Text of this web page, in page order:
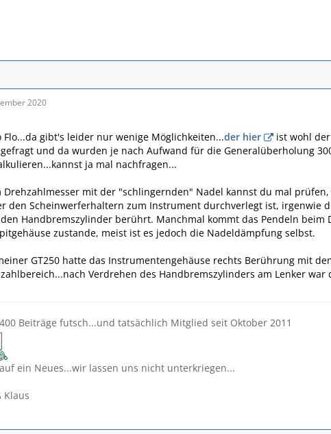
2020
Flo...da gibt's leider nur wenige Möglichkeiten...der hier
ist wohl
und da wurden je nach Aufwand für die Generalüberholung
ja mal nachfragen...
Drehzahlmesser mit der "schlingernden" Nadel kannst du mal
den Scheinwerferhaltern zum Instrument durchverlegt ist, irgenwie
den Handbremszylinder berührt. Manchmal kommt das Pendeln
zustande, meist ist es jedoch die Nadeldämpfung selbst.
GT250 hatte das Instrumentengehäuse rechts Berührung mit
Verdrehen des Handbremszylinders am Lenker war
Beiträge futsch...und tatsächlich Mitglied seit Oktober 2011
ein Neues...wir lassen uns nicht unterkriegen...
Klaus